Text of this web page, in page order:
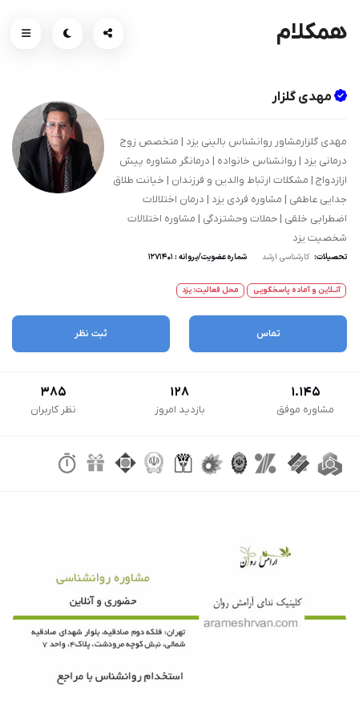
همکلام
مهدی گلزار
مهدی گلزارمشاور روانشناس بالینی یزد | متخصص زوج
درمانی یزد | روانشناس خانواده | درمانگر مشاوره پیش
ازازدواج | مشکلات ارتباط والدین و فرزندان | خیانت طلاق
جدایی عاطفی | مشاوره فردی یزد | درمان اختلالات
اضطرابی خلقی | حملات وحشتزدگی | مشاوره اختلالات
شخصیت یزد
تحصیلات: کارشناسی ارشد شماره عضویت/پروانه : 1271401
آنــلاین و آماده پاسخگویی محل فعالیت: یزد
تماس ثبت نظر
1.145
مشاوره موفق
128
بازدید امروز
385
نظر کاربران